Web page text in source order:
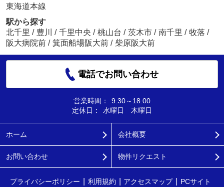
東海道本線
駅から探す
北千里 / 豊川 / 千里中央 / 桃山台 / 茨木市 / 南千里 / 牧落 /
阪大病院前 / 箕面船場阪大前 / 柴原阪大前
電話でお問い合わせ
営業時間：
9:30～18:00
定休日：
水曜日 木曜日
ホーム 会社概要
お問い合わせ 物件リクエスト
プライバシーポリシー 利用規約 アクセスマップ PCサイト